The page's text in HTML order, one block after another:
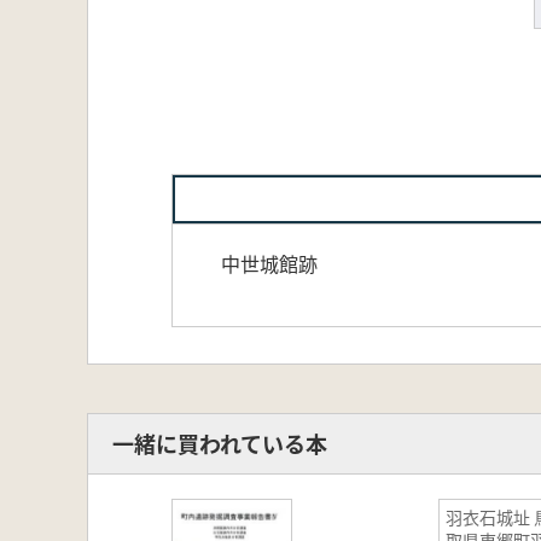
中世城館跡
一緒に買われている本
羽衣石城址 鳥